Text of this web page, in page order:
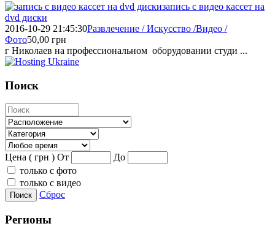
запись с видео кассет на
dvd диски
2016-10-29 21:45:30Развлечение / Искусство /Видео /
Фото50,00 грн
г Николаев на профессиональном оборудовании студи ...
Поиск
Цена ( грн ) От
До
только с фото
только с видео
Поиск Сброс
Регионы